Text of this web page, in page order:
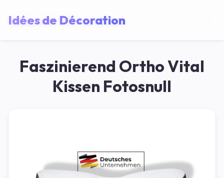
Idées de Décoration
Faszinierend Ortho Vital
Kissen Fotosnull